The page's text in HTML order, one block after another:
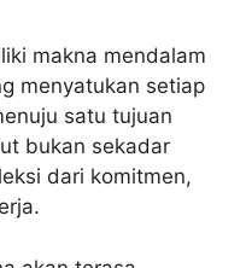
makna mendalam
menyatukan setiap
satu tujuan
bukan sekadar
dari komitmen,